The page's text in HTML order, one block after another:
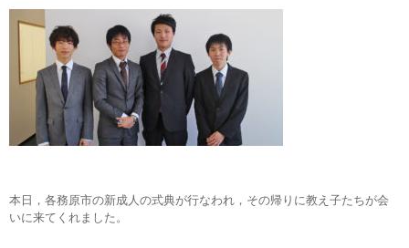
本日，各務原市の新成人の式典が行なわれ，その帰りに教え子たちが会
いに来てくれました。